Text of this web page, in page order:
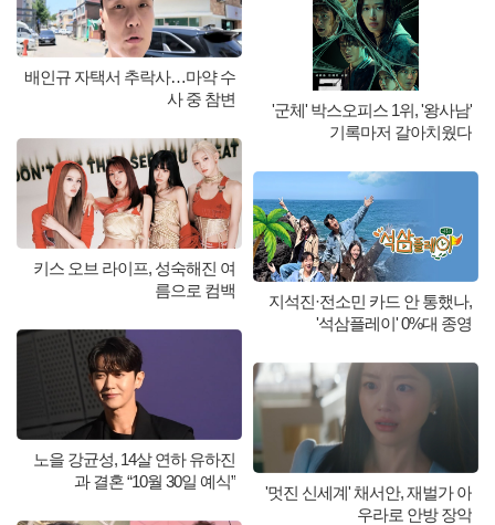
배인규 자택서 추락사…마약 수
사 중 참변
키스 오브 라이프, 성숙해진 여
름으로 컴백
노을 강균성, 14살 연하 유하진
과 결혼 “10월 30일 예식”
'군체' 박스오피스 1위, '왕사남'
기록마저 갈아치웠다
지석진·전소민 카드 안 통했나,
'석삼플레이' 0%대 종영
'멋진 신세계' 채서안, 재벌가 아
우라로 안방 장악